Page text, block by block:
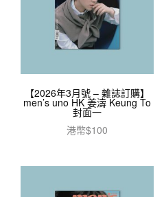
【2026年3月號 – 雜誌訂購】
men’s uno HK 姜濤 Keung To
封面一
港幣$100